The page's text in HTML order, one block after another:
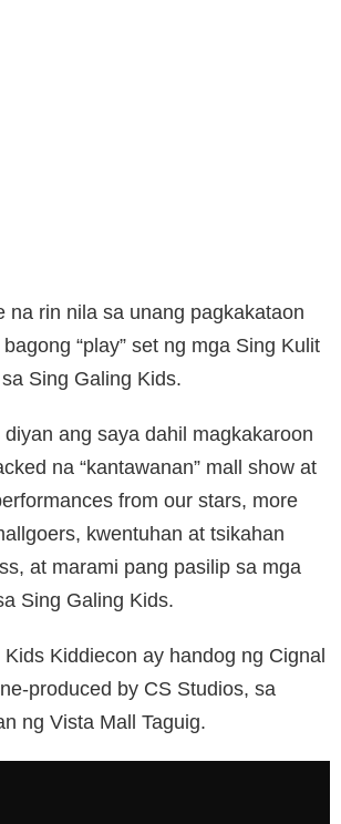
na rin nila sa unang pagkakataon
“play” set ng mga Sing Kulit
Sing Galing Kids.
diyan ang saya dahil magkakaroon
na “kantawanan” mall show at
from our stars, more
kwentuhan at tsikahan
at marami pang pasilip sa mga
Sing Galing Kids.
Kiddiecon ay handog ng Cignal
produced by CS Studios, sa
ng Vista Mall Taguig.